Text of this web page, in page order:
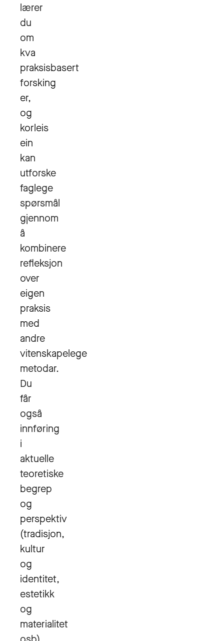
lærer
du
om
kva
praksisbasert
forsking
er,
og
korleis
ein
kan
utforske
faglege
spørsmål
gjennom
å
kombinere
refleksjon
over
eigen
praksis
med
andre
vitenskapelege
metodar.
Du
får
også
innføring
i
aktuelle
teoretiske
begrep
og
perspektiv
(tradisjon,
kultur
og
identitet,
estetikk
og
materialitet